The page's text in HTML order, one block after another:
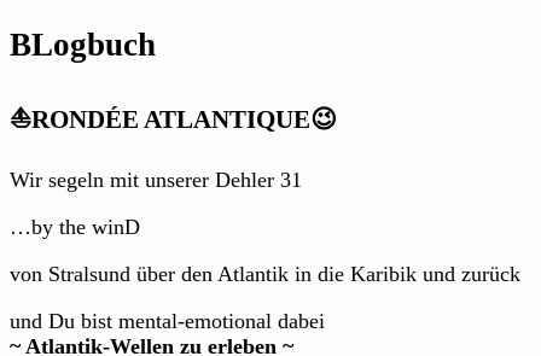
BLogbuch
⛵RONDÉE ATLANTIQUE😉
Wir segeln mit unserer Dehler 31
…by the winD
von Stralsund über den Atlantik in die Karibik und zurück
und Du bist mental-emotional dabei
~ Atlantik-Wellen zu erleben ~